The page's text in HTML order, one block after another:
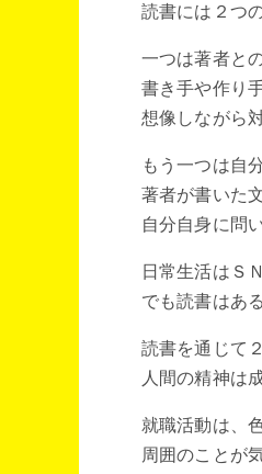
読書には２つ
一つは著者と
書き手や作り
想像しながら
もう一つは自
著者が書いた
自分自身に問
日常生活はＳ
でも読書はあ
読書を通じて
人間の精神は
就職活動は、
周囲のことが